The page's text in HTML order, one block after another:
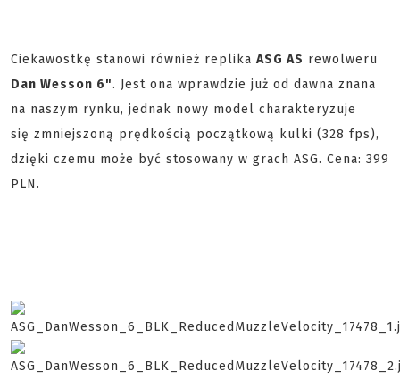
Ciekawostkę stanowi również replika ASG AS rewolweru
Dan Wesson 6". Jest ona wprawdzie już od dawna znana
na naszym rynku, jednak nowy model charakteryzuje
się zmniejszoną prędkością początkową kulki (328 fps),
dzięki czemu może być stosowany w grach ASG. Cena: 399
PLN.